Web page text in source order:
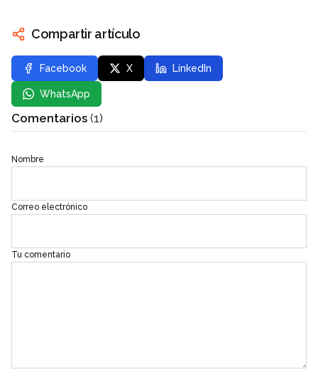
Compartir artículo
Facebook X LinkedIn
WhatsApp
Comentarios (1)
Nombre
Correo electrónico
Tu comentario